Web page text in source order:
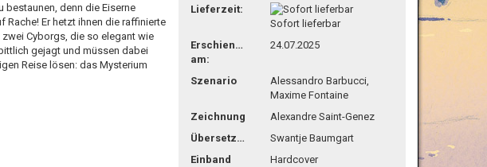
bestaunen, denn die Eiserne
Rache! Er hetzt ihnen die raffinierte
Cyborgs, die so elegant wie
gejagt und müssen dabei
Reise lösen: das Mysterium
Lieferzeit:
Sofort lieferbar
Erschienen
am:
24.07.2025
Szenario
Alessandro Barbucci,
Maxime Fontaine
Zeichnung
Alexandre Saint-Genez
Übersetzg.
Swantje Baumgart
Einband
Hardcover